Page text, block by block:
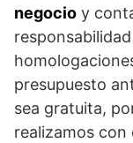
negocio y
presupuesto
sea gratuita,
realizamos con